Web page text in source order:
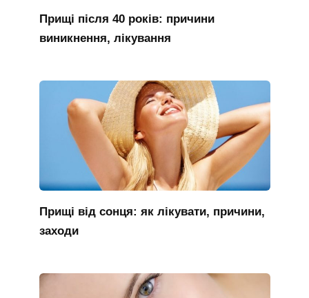
Прищі після 40 років: причини
виникнення, лікування
Прищі від сонця: як лікувати, причини,
заходи